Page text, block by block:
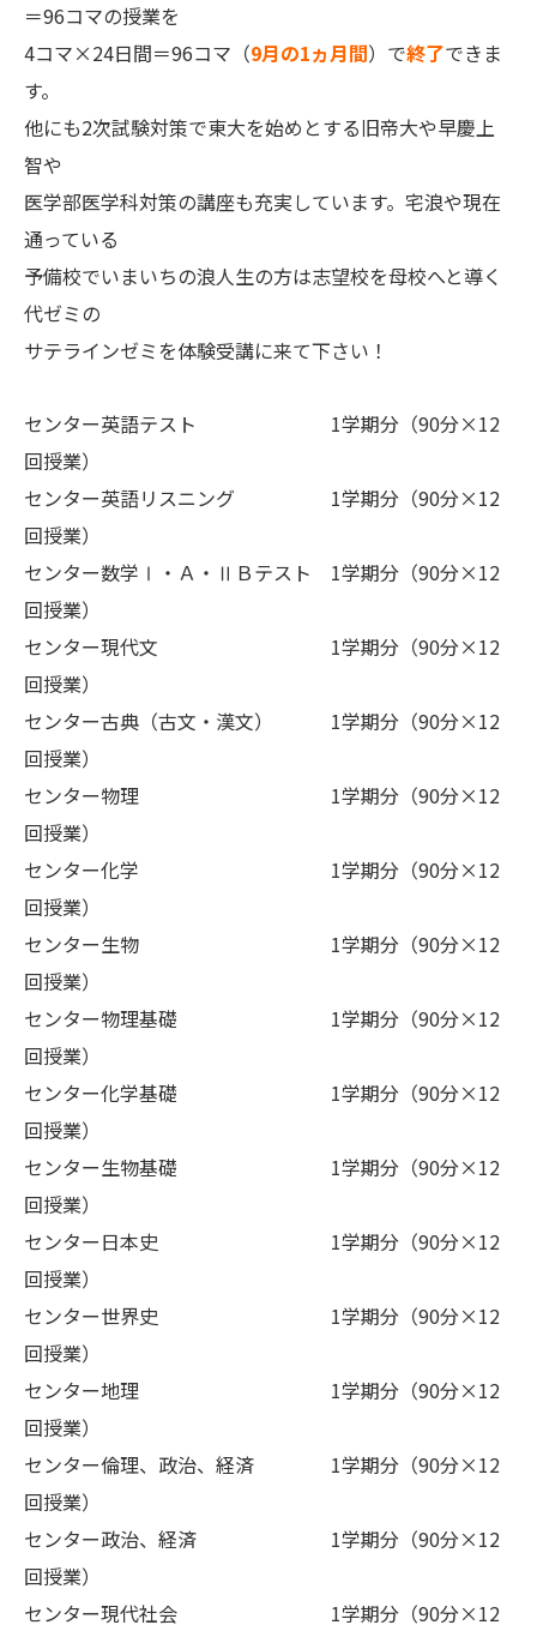
＝96コマの授業を
4コマ×24日間＝96コマ（9月の1ヵ月間）で終了できま
す。
他にも2次試験対策で東大を始めとする旧帝大や早慶上
智や
医学部医学科対策の講座も充実しています。宅浪や現在
通っている
予備校でいまいちの浪人生の方は志望校を母校へと導く
代ゼミの
サテラインゼミを体験受講に来て下さい！
センター英語テスト 1学期分（90分×12
回授業）
センター英語リスニング 1学期分（90分×12
回授業）
センター数学Ⅰ・Ａ・ⅡＢテスト 1学期分（90分×12
回授業）
センター現代文 1学期分（90分×12
回授業）
センター古典（古文・漢文） 1学期分（90分×12
回授業）
センター物理 1学期分（90分×12
回授業）
センター化学 1学期分（90分×12
回授業）
センター生物 1学期分（90分×12
回授業）
センター物理基礎 1学期分（90分×12
回授業）
センター化学基礎 1学期分（90分×12
回授業）
センター生物基礎 1学期分（90分×12
回授業）
センター日本史 1学期分（90分×12
回授業）
センター世界史 1学期分（90分×12
回授業）
センター地理 1学期分（90分×12
回授業）
センター倫理、政治、経済 1学期分（90分×12
回授業）
センター政治、経済 1学期分（90分×12
回授業）
センター現代社会 1学期分（90分×12